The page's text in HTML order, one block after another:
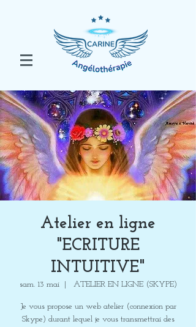
Atelier en ligne
"ECRITURE
INTUITIVE"
sam. 13 mai
  |
ATELIER EN LIGNE (SKYPE)
Je vous propose un web atelier (connexion par
Skype) durant lequel je vous transmettrai des